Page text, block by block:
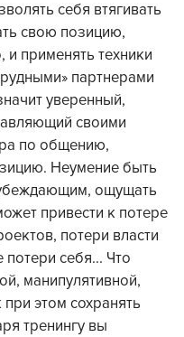
себя втягивать
свою позицию,
и применять техники
партнерами
уверенный,
своими
по общению,
Неумение быть
ощущать
привести к потере
потери власти
себя... Что
манипулятивной,
этом сохранять
тренингу вы